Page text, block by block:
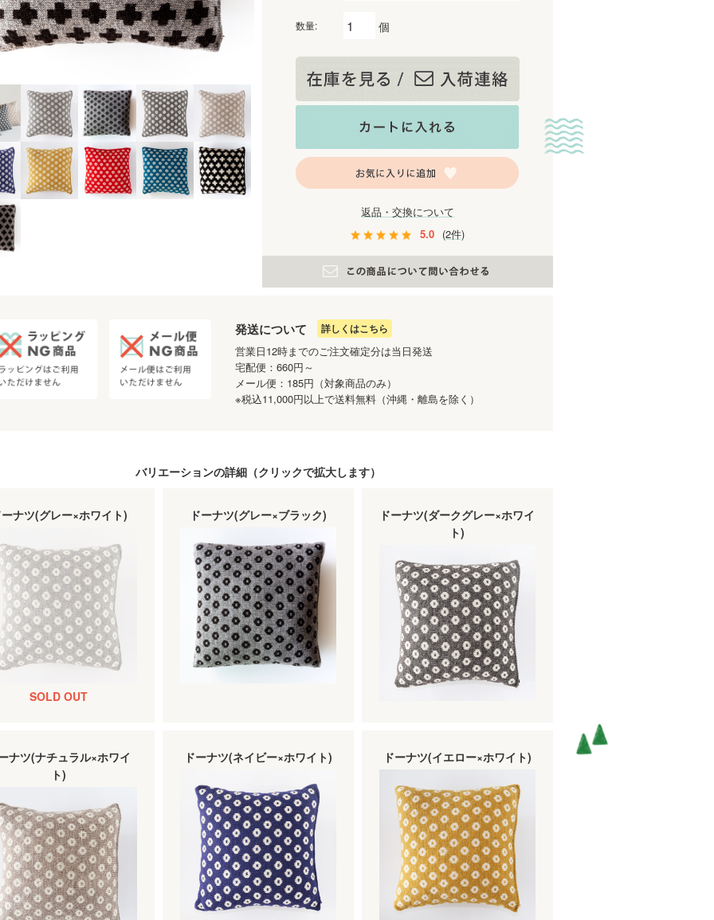
数量: 個
返品・交換について
5.0
(2件)
発送について 詳しくはこちら
営業日12時までのご注文確定分は当日発送
宅配便：660円～
メール便：185円（対象商品のみ）
※税込11,000円以上で送料無料（沖縄・離島を除く）
バリエーションの詳細（クリックで拡大します）
ナツ(グレー×ホワイト) ドーナツ(グレー×ブラック)
ドーナツ(ダークグレー×ホワイ
ト)
ナツ(ナチュラル×ホワイ
ト)
ドーナツ(ネイビー×ホワイト) ドーナツ(イエロー×ホワイト)